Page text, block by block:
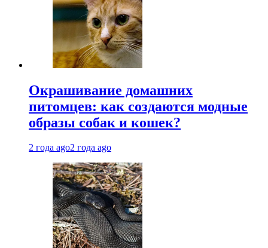
Окрашивание домашних
питомцев: как создаются модные
образы собак и кошек?
2 года ago2 года ago